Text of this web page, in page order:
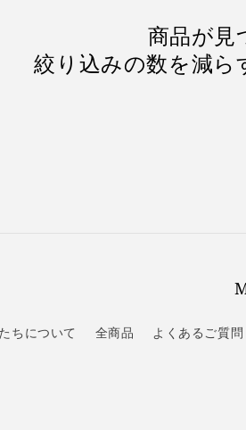
商品が見
絞り込みの数を減ら
ちについて 全商品 よくあるご質問